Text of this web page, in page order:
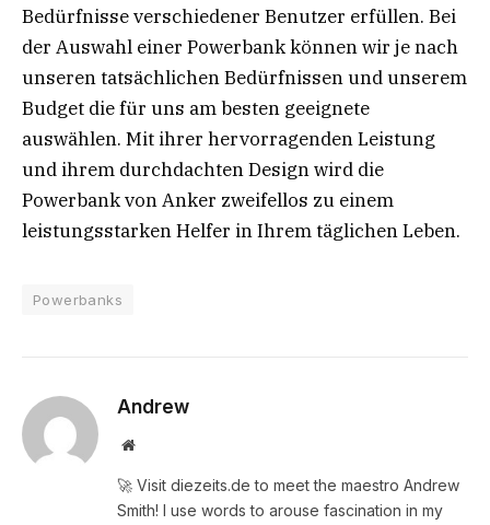
Bedürfnisse verschiedener Benutzer erfüllen. Bei
der Auswahl einer Powerbank können wir je nach
unseren tatsächlichen Bedürfnissen und unserem
Budget die für uns am besten geeignete
auswählen. Mit ihrer hervorragenden Leistung
und ihrem durchdachten Design wird die
Powerbank von Anker zweifellos zu einem
leistungsstarken Helfer in Ihrem täglichen Leben.
Powerbanks
Andrew
Website
🚀 Visit diezeits.de to meet the maestro Andrew
Smith! I use words to arouse fascination in my